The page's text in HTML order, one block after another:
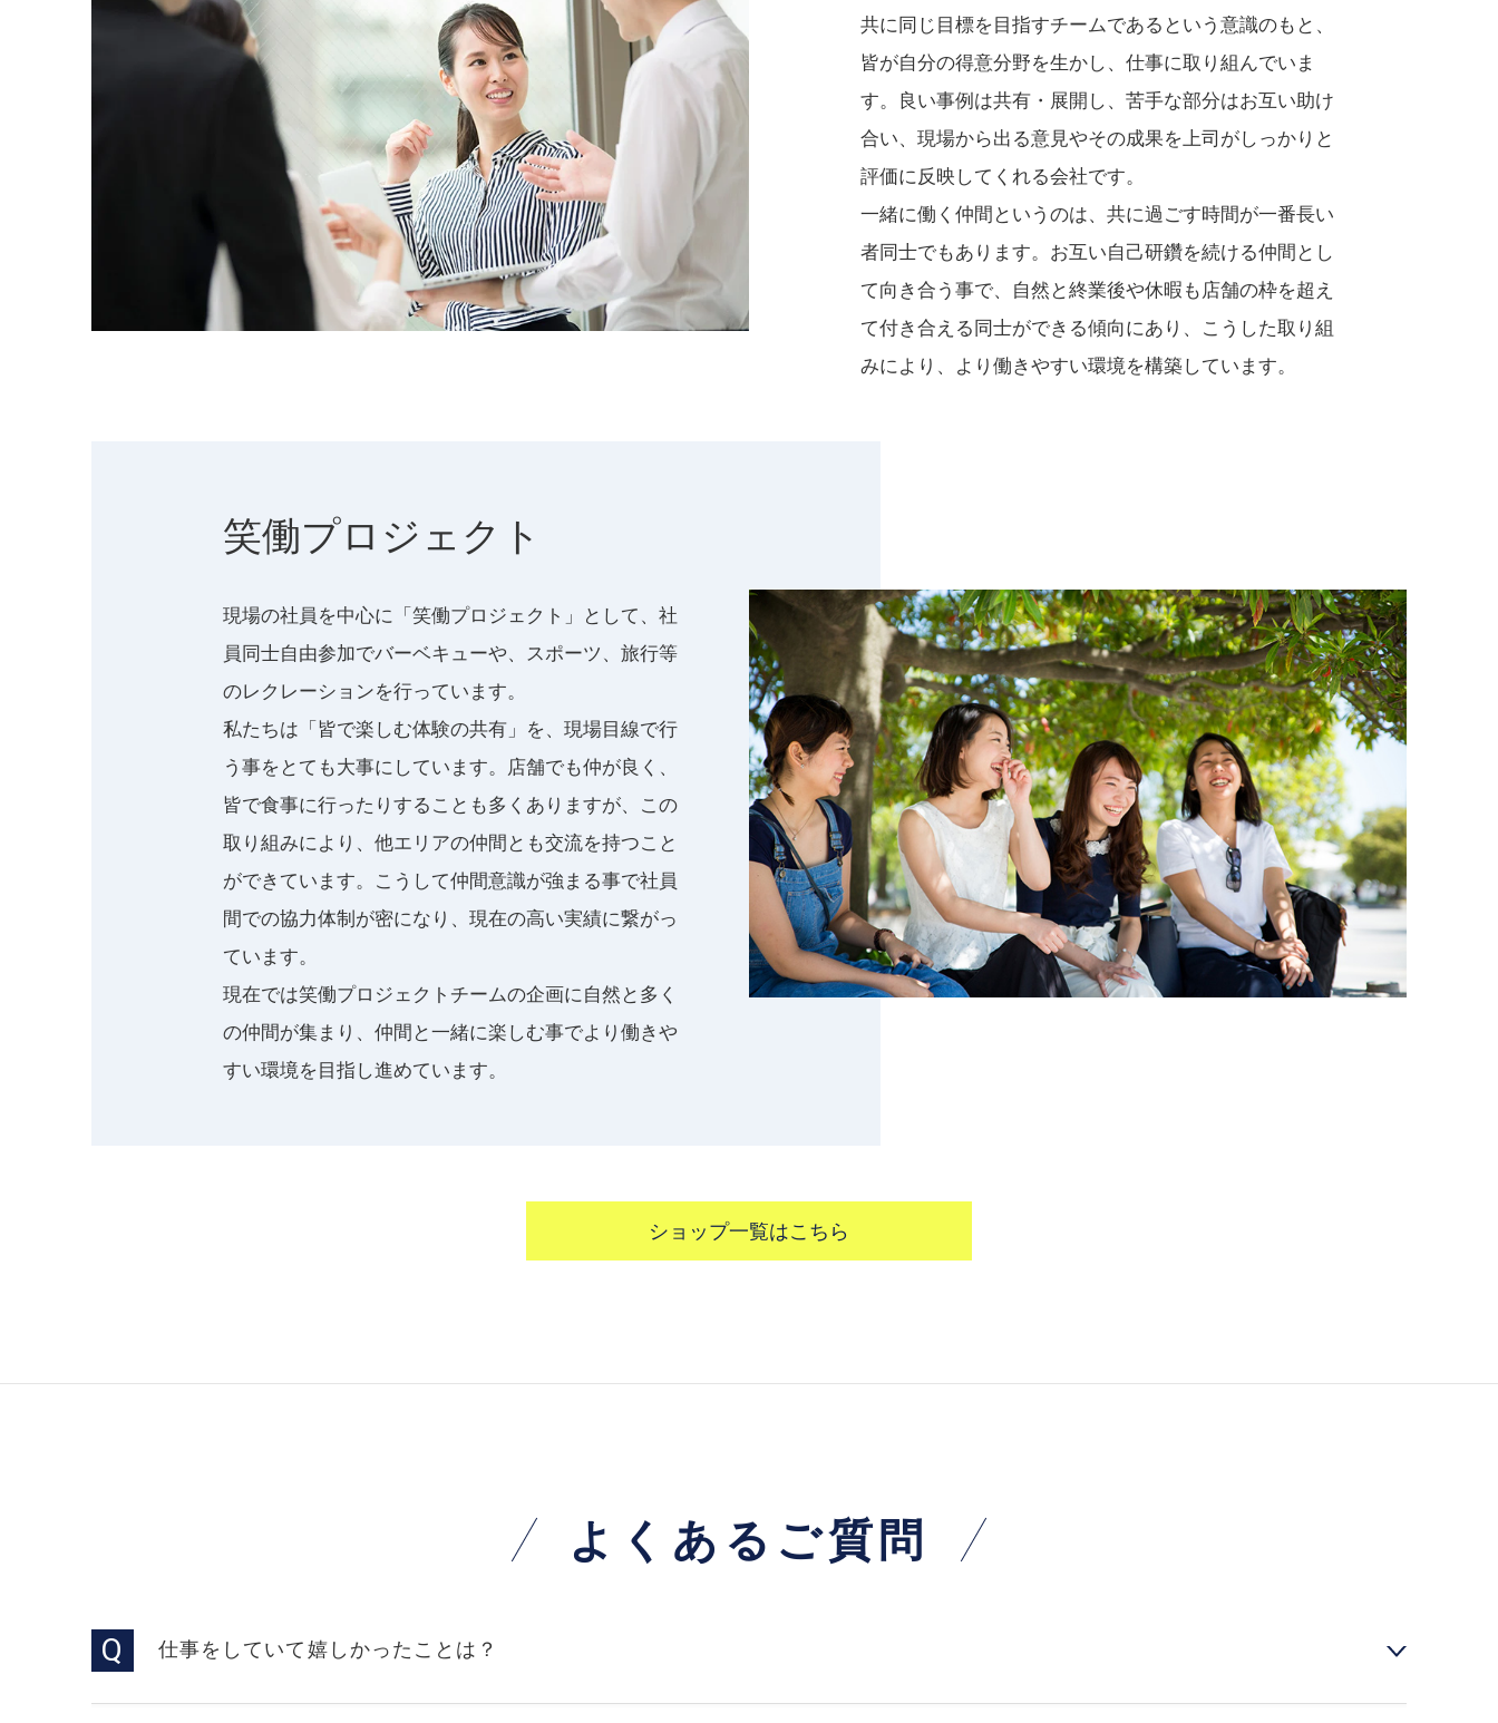
共に同じ目標を目指すチームであるという意識のもと、
皆が自分の得意分野を生かし、仕事に取り組んでいま
す。良い事例は共有・展開し、苦手な部分はお互い助け
合い、現場から出る意見やその成果を上司がしっかりと
評価に反映してくれる会社です。
一緒に働く仲間というのは、共に過ごす時間が一番長い
者同士でもあります。お互い自己研鑽を続ける仲間とし
て向き合う事で、自然と終業後や休暇も店舗の枠を超え
て付き合える同士ができる傾向にあり、こうした取り組
みにより、より働きやすい環境を構築しています。
笑働プロジェクト
現場の社員を中心に「笑働プロジェクト」として、社
員同士自由参加でバーベキューや、スポーツ、旅行等
のレクレーションを行っています。
私たちは「皆で楽しむ体験の共有」を、現場目線で行
う事をとても大事にしています。店舗でも仲が良く、
皆で食事に行ったりすることも多くありますが、この
取り組みにより、他エリアの仲間とも交流を持つこと
ができています。こうして仲間意識が強まる事で社員
間での協力体制が密になり、現在の高い実績に繋がっ
ています。
現在では笑働プロジェクトチームの企画に自然と多く
の仲間が集まり、仲間と一緒に楽しむ事でより働きや
すい環境を目指し進めています。
ショップ一覧はこちら
よくあるご質問
仕事をしていて嬉しかったことは？